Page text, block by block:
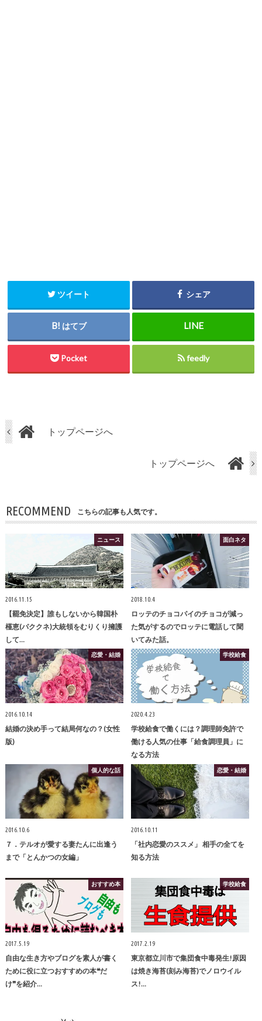
ツイート シェア
はてブ
Pocket feedly
トップページへ
トップページへ
RECOMMEND こちらの記事も人気です。
ニュース
2016.11.15
【罷免決定】誰もしないから韓国朴
槿恵(パククネ)大統領をむりくり擁護
して…
面白ネタ
2018.10.4
ロッテのチョコパイのチョコが減っ
た気がするのでロッテに電話して聞
いてみた話。
恋愛・結婚
2016.10.14
結婚の決め手って結局何なの？(女性
版)
学校給食
2020.4.23
学校給食で働くには？調理師免許で
働ける人気の仕事「給食調理員」に
なる方法
個人的な話
2016.10.6
７．テルオが愛する妻たんに出逢う
まで「とんかつの女編」
恋愛・結婚
2016.10.11
「社内恋愛のススメ」 相手の全てを
知る方法
おすすめ本
2017.5.19
自由な生き方やブログを素人が書く
ために役に立つおすすめの本❝だ
け❞を紹介…
学校給食
2017.2.19
東京都立川市で集団食中毒発生!原因
は焼き海苔(刻み海苔)でノロウイル
ス!…